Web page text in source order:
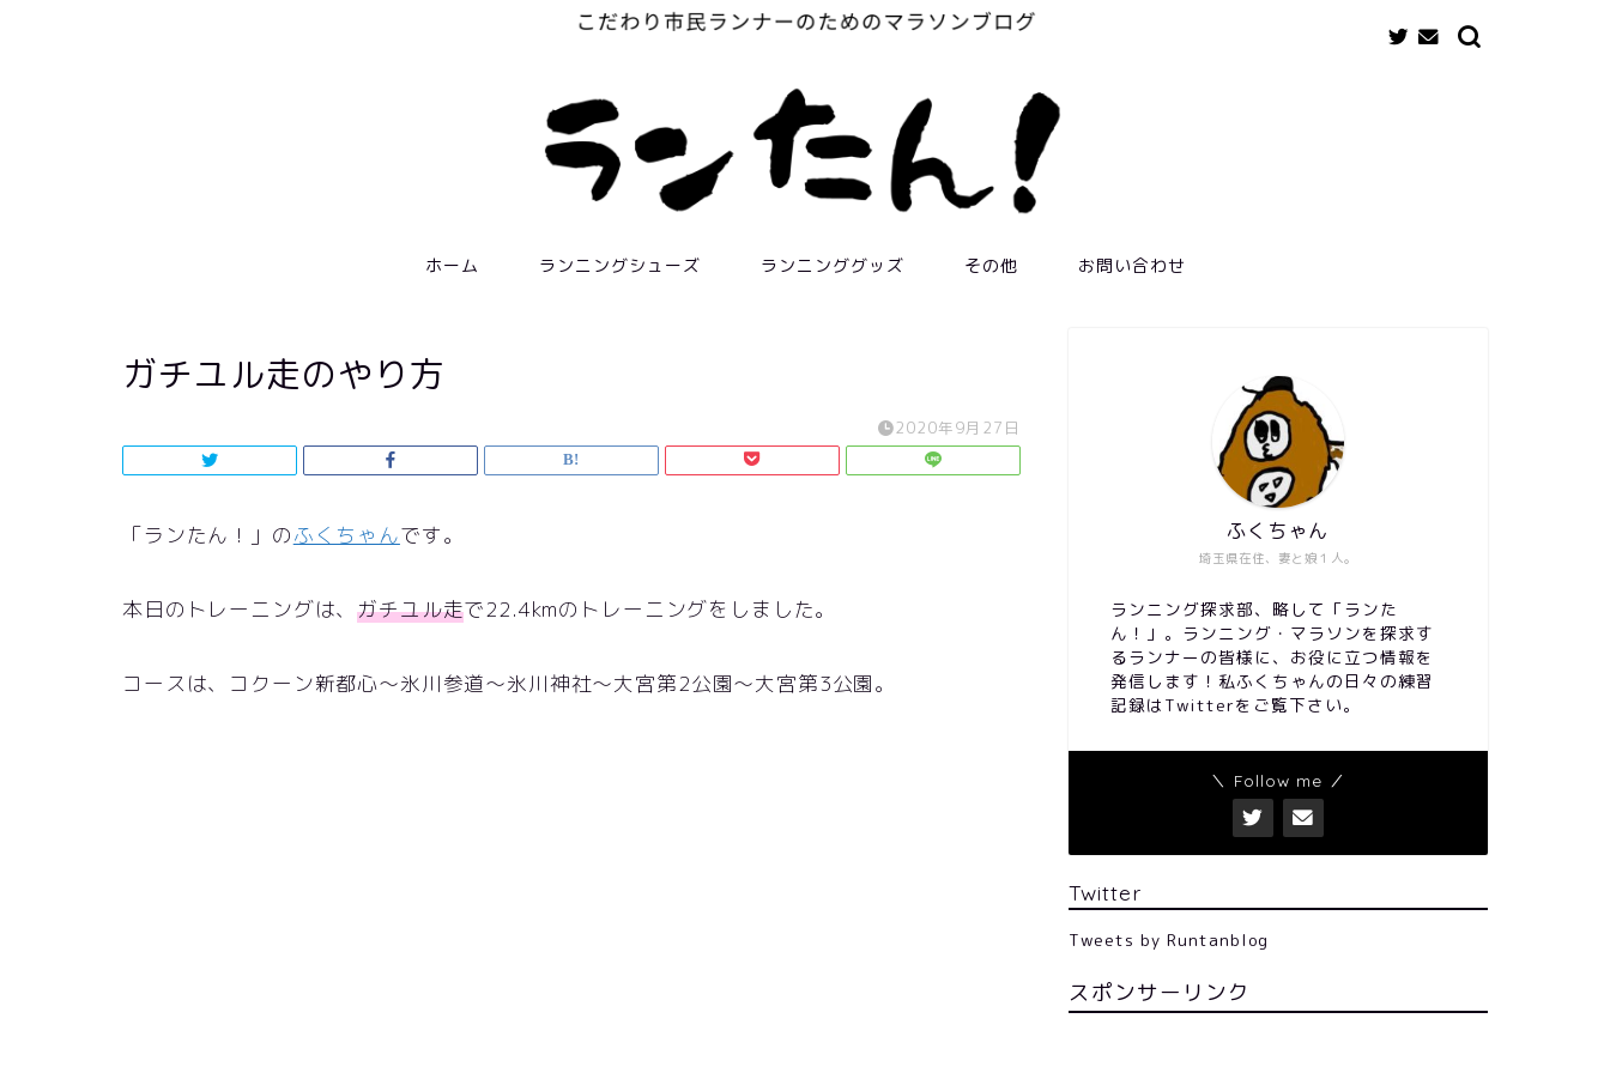
ホーム ランニングシューズ ランニンググッズ その他 お問い合わせ
ガチユル走のやり方
2020年9月27日
「ランたん！」のふくちゃんです。
本日のトレーニングは、ガチユル走で22.4kmのトレーニングをしました。
コースは、コクーン新都心～氷川参道～氷川神社～大宮第2公園～大宮第3公園。
埼玉県在住、妻と娘１人。
ふくちゃん
ランニング探求部、略して「ランた
ん！」。ランニング・マラソンを探求す
るランナーの皆様に、お役に立つ情報を
発信します！私ふくちゃんの日々の練習
記録はTwitterをご覧下さい。
＼ Follow me ／
Twitter
Tweets by Runtanblog
スポンサーリンク